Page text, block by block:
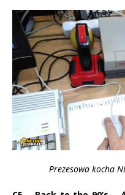
Prezesowa kocha